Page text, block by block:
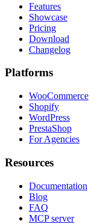
Features
Showcase
Pricing
Download
Changelog
Platforms
WooCommerce
Shopify
WordPress
PrestaShop
For Agencies
Resources
Documentation
Blog
FAQ
MCP server